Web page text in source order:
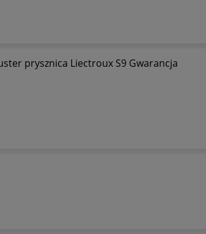
prysznica Liectroux S9 Gwarancja